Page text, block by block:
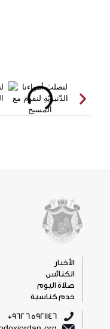
الأخبار
الكنائس
صلاة اليوم
خدم كناسية
5921146 6 962+